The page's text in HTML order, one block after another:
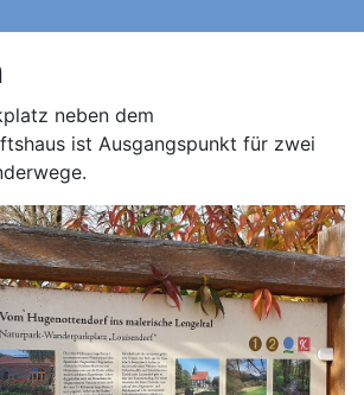
neben dem
ist Ausgangspunkt für zwei